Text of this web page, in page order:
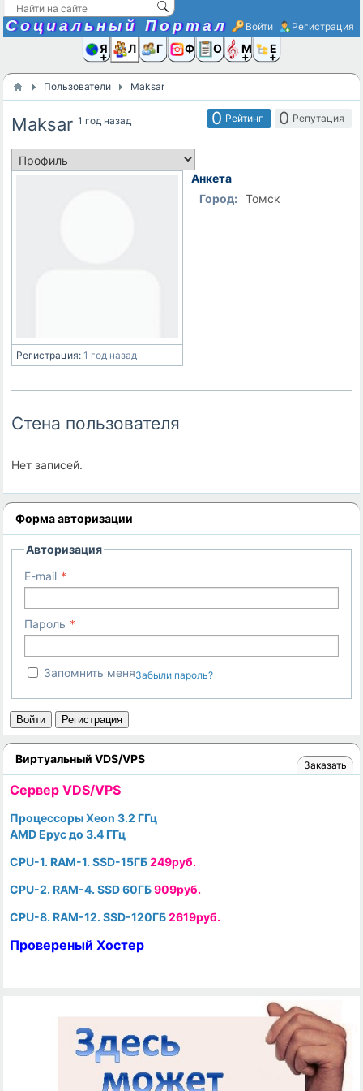
Социальный Портал Войти Регистрация
Я иЛюди
Группы
Фото Ещё
Пользователи Maksar
Maksar1 год назад 0 Репутация
0 Рейтинг
Регистрация: 1 год назад
Анкета
Город:
Томск
Стена пользователя
Нет записей.
Форма авторизации
Авторизация
E-mail
Пароль
Запомнить меняЗабыли пароль?
Войти Регистрация
Виртуальный VDS/VPS Заказать
Cервер VDS/VPS
Процессоры Xeon 3.2 ГГц
AMD Epyc до 3.4 ГГц
CPU-1. RAM-1. SSD-15ГБ249руб.
CPU-2. RAM-4. SSD 60ГБ909руб.
CPU-8. RAM-12. SSD-120ГБ2619руб.
Провереный Хостер